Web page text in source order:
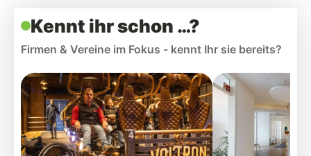
Kennt ihr schon …?
Firmen & Vereine im Fokus - kennt Ihr sie bereits?